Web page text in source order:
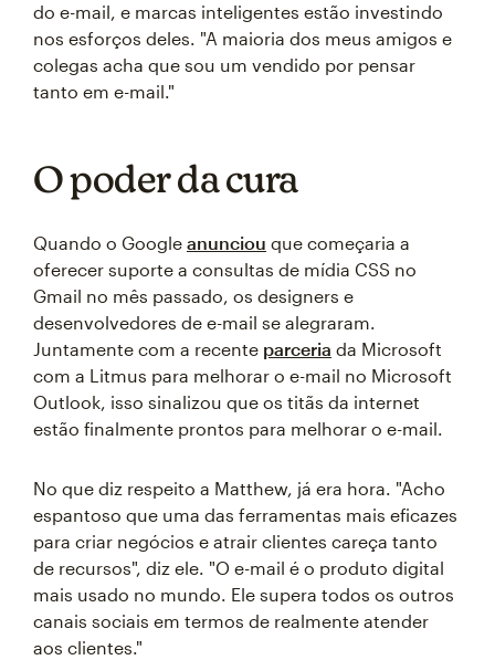
do e-mail, e marcas inteligentes estão investindo
nos esforços deles. "A maioria dos meus amigos e
colegas acha que sou um vendido por pensar
tanto em e-mail."
O poder da cura
Quando o Google anunciou que começaria a
oferecer suporte a consultas de mídia CSS no
Gmail no mês passado, os designers e
desenvolvedores de e-mail se alegraram.
Juntamente com a recente parceria da Microsoft
com a Litmus para melhorar o e-mail no Microsoft
Outlook, isso sinalizou que os titãs da internet
estão finalmente prontos para melhorar o e-mail.
No que diz respeito a Matthew, já era hora. "Acho
espantoso que uma das ferramentas mais eficazes
para criar negócios e atrair clientes careça tanto
de recursos", diz ele. "O e-mail é o produto digital
mais usado no mundo. Ele supera todos os outros
canais sociais em termos de realmente atender
aos clientes."